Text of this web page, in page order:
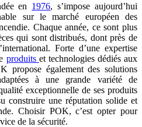
en 1976, s’impose aujourd’hui
sur le marché européen des
Chaque année, ce sont plus
qui sont distribués, dont près de
Forte d’une expertise
produits et technologies dédiés aux
propose également des solutions
à une grande variété de
exceptionnelle de ses produits
construire une réputation solide et
Choisir POK, c’est opter pour
de la sécurité.